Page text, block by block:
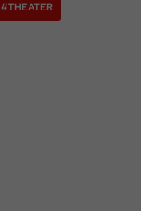
#THEATER